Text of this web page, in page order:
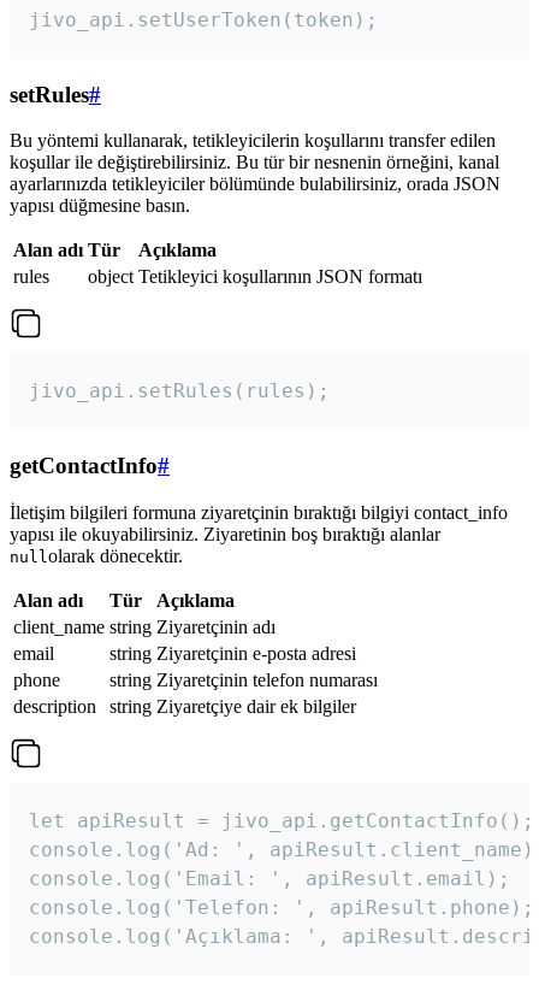
jivo_api.setUserToken(token);
setRules#
Bu yöntemi kullanarak, tetikleyicilerin koşullarını transfer edilen
koşullar ile değiştirebilirsiniz. Bu tür bir nesnenin örneğini, kanal
ayarlarınızda tetikleyiciler bölümünde bulabilirsiniz, orada JSON
yapısı düğmesine basın.
Alan adı Tür
Açıklama
rules
object Tetikleyici koşullarının JSON formatı
jivo_api.setRules(rules);
getContactInfo#
İletişim bilgileri formuna ziyaretçinin bıraktığı bilgiyi contact_info
yapısı ile okuyabilirsiniz. Ziyaretinin boş bıraktığı alanlar
null olarak dönecektir.
Alan adı Tür
Açıklama
client_name string Ziyaretçinin adı
email
string Ziyaretçinin e-posta adresi
phone
string Ziyaretçinin telefon numarası
description
string Ziyaretçiye dair ek bilgiler
let apiResult = jivo_api.getContactInfo();
console.log('Ad: ',
console.log('Email: ', apiResult.email);
console.log('Telefon: ', apiResult.phone);
console.log('Açıklama: ',